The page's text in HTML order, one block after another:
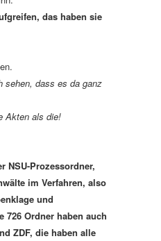
das haben sie
sehen, dass es da ganz
Akten als die!
NSU-Prozessordner,
im Verfahren, also
und
726 Ordner haben auch
ZDF, die haben alle